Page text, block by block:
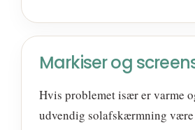
Markiser og
Hvis problemet især er varme
udvendig solafskærmning være